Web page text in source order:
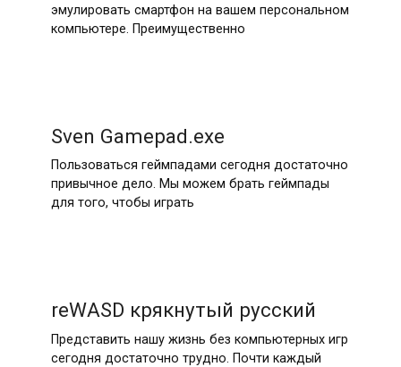
эмулировать смартфон на вашем персональном
компьютере. Преимущественно
Sven Gamepad.exe
Пользоваться геймпадами сегодня достаточно
привычное дело. Мы можем брать геймпады
для того, чтобы играть
reWASD крякнутый русский
Представить нашу жизнь без компьютерных игр
сегодня достаточно трудно. Почти каждый